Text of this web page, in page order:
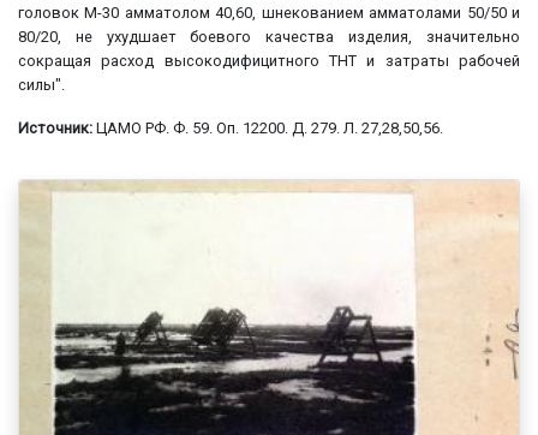
головок М-30 амматолом 40,60, шнекованием амматолами 50/50 и
80/20, не ухудшает боевого качества изделия, значительно
сокращая расход высокодифицитного ТНТ и затраты рабочей
силы".
Источник: ЦАМО РФ. Ф. 59. Оп. 12200. Д. 279. Л. 27,28,50,56.